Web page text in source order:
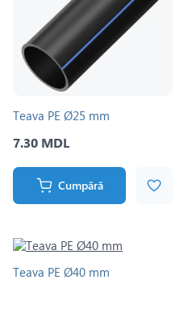
Teava PE Ø25 mm
7.30 MDL
Cumpără
Teava PE Ø40 mm